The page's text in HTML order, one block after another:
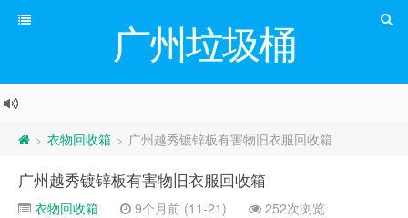
广州垃圾桶
> 衣物回收箱 > 广州越秀镀锌板有害物旧衣服回收箱
广州越秀镀锌板有害物旧衣服回收箱
衣物回收箱 9个月前 (11-21) 252次浏览